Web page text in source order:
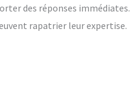
des réponses immédiates.
rapatrier leur expertise.